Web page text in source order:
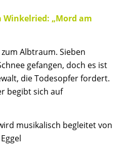
„Mord am
Albtraum. Sieben
gefangen, doch es ist
die Todesopfer fordert.
begibt sich auf
musikalisch begleitet von